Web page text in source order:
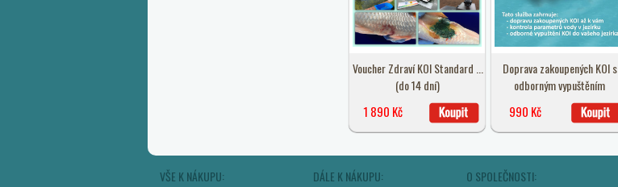
Voucher Zdraví KOI Standard ...
(do 14 dní)
1 890 Kč
Doprava zakoupených KOI s
odborným vypuštěním
990 Kč
VŠE K NÁKUPU: DÁLE K NÁKUPU: O SPOLEČNOSTI: